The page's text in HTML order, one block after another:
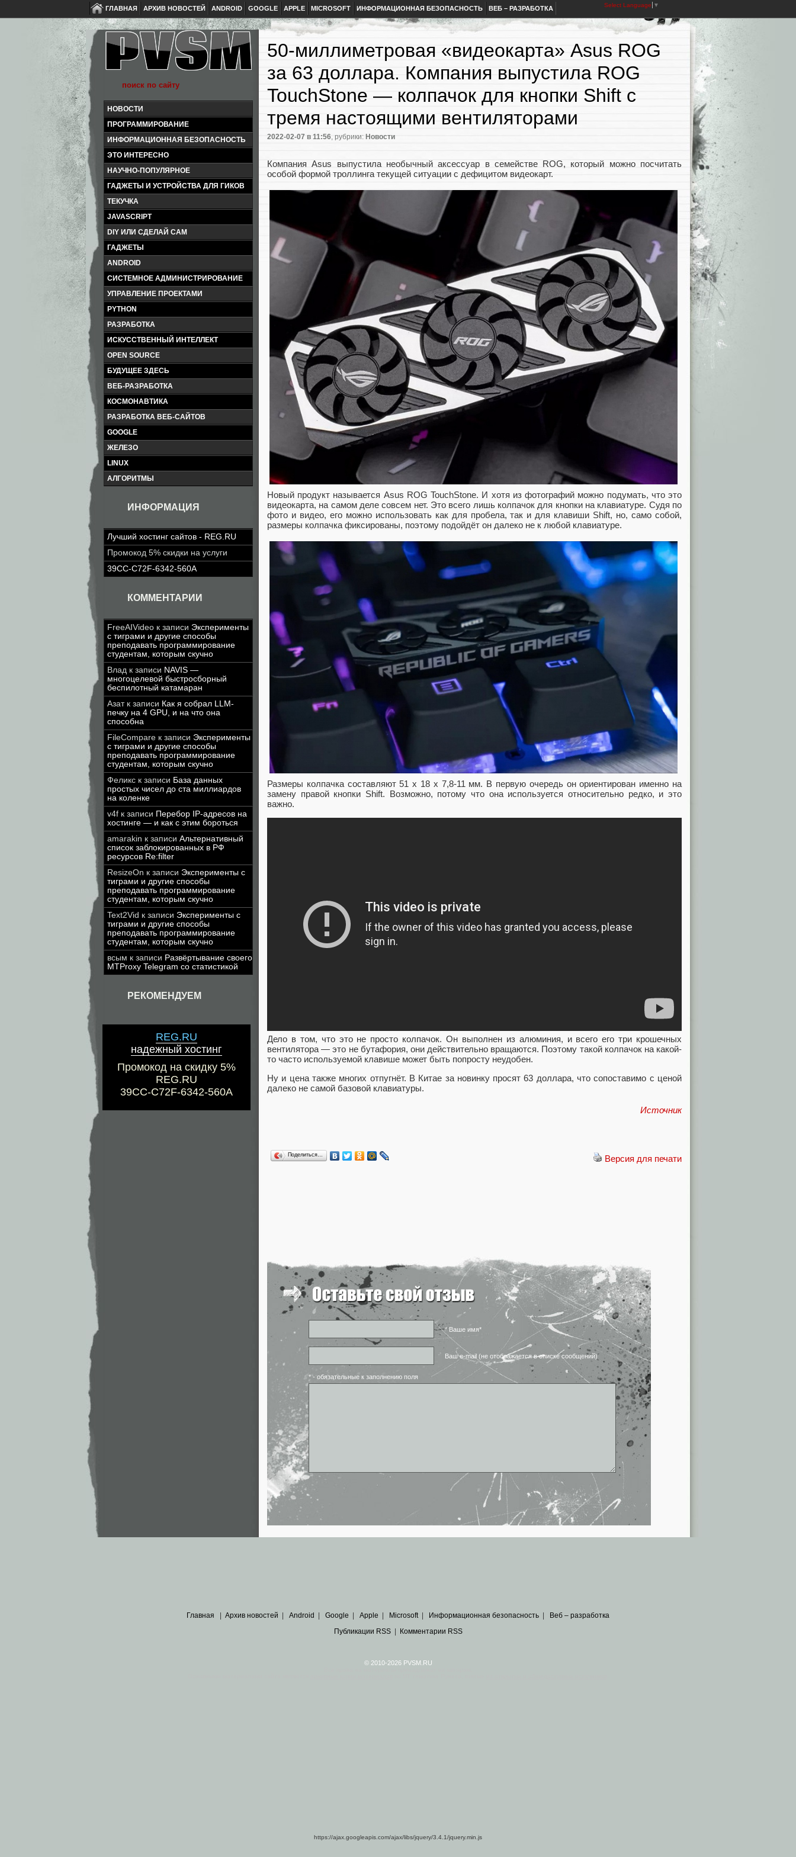
ГЛАВНАЯ АРХИВ НОВОСТЕЙ ANDROID GOOGLE APPLE MICROSOFT ИНФОРМАЦИОННАЯ БЕЗОПАСНОСТЬ ВЕБ – РАЗРАБОТКА Select Language ▼
НОВОСТИ
ПРОГРАММИРОВАНИЕ
ИНФОРМАЦИОННАЯ БЕЗОПАСНОСТЬ
ЭТО ИНТЕРЕСНО
НАУЧНО-ПОПУЛЯРНОЕ
ГАДЖЕТЫ И УСТРОЙСТВА ДЛЯ ГИКОВ
ТЕКУЧКА
JAVASCRIPT
DIY ИЛИ СДЕЛАЙ САМ
ГАДЖЕТЫ
ANDROID
СИСТЕМНОЕ АДМИНИСТРИРОВАНИЕ
УПРАВЛЕНИЕ ПРОЕКТАМИ
PYTHON
РАЗРАБОТКА
ИСКУССТВЕННЫЙ ИНТЕЛЛЕКТ
OPEN SOURCE
БУДУЩЕЕ ЗДЕСЬ
ВЕБ-РАЗРАБОТКА
КОСМОНАВТИКА
РАЗРАБОТКА ВЕБ-САЙТОВ
GOOGLE
ЖЕЛЕЗО
LINUX
АЛГОРИТМЫ
ИНФОРМАЦИЯ
Лучший хостинг сайтов - REG.RU
Промокод 5% скидки на услуги
39CC-C72F-6342-560A
КОММЕНТАРИИ
FreeAIVideo к записи Эксперименты
с тиграми и другие способы
преподавать программирование
студентам, которым скучно
Влад к записи NAVIS —
многоцелевой быстросборный
беспилотный катамаран
Азатк записи Как я собрал LLM-
печку на 4 GPU, и на что она
способна
FileCompare к записи Эксперименты
с тиграми и другие способы
преподавать программирование
студентам, которым скучно
Феликс к записи База данных
простых чисел до ста миллиардов
на коленке
v4f к записи Перебор IP-адресов на
хостинге — и как с этим бороться
amarakin к записи Альтернативный
список заблокированных в РФ
ресурсов Re:filter
ResizeOn к записи Эксперименты с
тиграми и другие способы
преподавать программирование
студентам, которым скучно
Text2Vid к записи Эксперименты с
тиграми и другие способы
преподавать программирование
студентам, которым скучно
всым к записи Развёртывание своего
MTProxy Telegram со статистикой
РЕКОМЕНДУЕМ
REG.RU
надежный хостинг
Промокод на скидку 5%
REG.RU
39CC-C72F-6342-560A
50-миллиметровая «видеокарта» Asus ROG
за 63 доллара. Компания выпустила ROG
TouchStone — колпачок для кнопки Shift с
тремя настоящими вентиляторами
2022-02-07 в 11:56, рубрики: Новости
Компания Asus выпустила необычный аксессуар в семействе ROG, который можно посчитать
особой формой троллинга текущей ситуации с дефицитом видеокарт.
Новый продукт называется Asus ROG TouchStone. И хотя из фотографий можно подумать, что это
видеокарта, на самом деле совсем нет. Это всего лишь колпачок для кнопки на клавиатуре. Судя по
фото и видео, его можно использовать как для пробела, так и для клавиши Shift, но, само собой,
размеры колпачка фиксированы, поэтому подойдёт он далеко не к любой клавиатуре.
Размеры колпачка составляют 51 х 18 х 7,8-11 мм. В первую очередь он ориентирован именно на
замену правой кнопки Shift. Возможно, потому что она используется относительно редко, и это
важно.
Дело в том, что это не просто колпачок. Он выполнен из алюминия, и всего его три крошечных
вентилятора — это не бутафория, они действительно вращаются. Поэтому такой колпачок на какой-
то часто используемой клавише может быть попросту неудобен.
Ну и цена также многих отпугнёт. В Китае за новинку просят 63 доллара, что сопоставимо с ценой
далеко не самой базовой клавиатуры.
Источник
Версия для печати
Поделиться…
* Ваше имя*
Ваш e-mail (не отображается в списке сообщений)
* - обязательные к заполнению поля
Главная Архив новостей Android Google Apple Microsoft| Информационная безопасность
Веб – разработка
Публикации RSS| Комментарии RSS
© 2010-2026 PVSM.RU
https://ajax.googleapis.com/ajax/libs/jquery/3.4.1/jquery.min.js